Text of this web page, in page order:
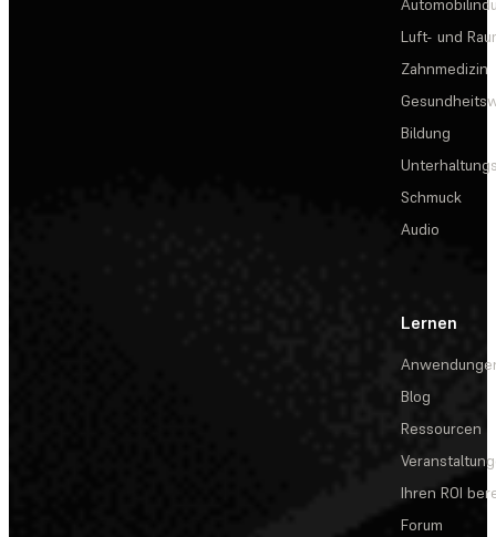
Luft- und
Zahnmedizin
Bildung
Schmuck
Audio
Lernen
Blog
Ressourcen
Ihren ROI
Forum